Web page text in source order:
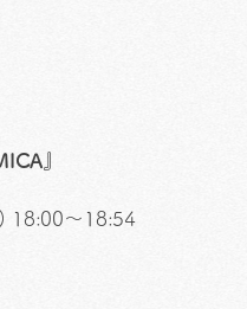
』
18:00～18:54